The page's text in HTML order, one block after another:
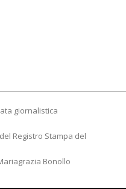
giornalistica
Registro Stampa del
Bonollo